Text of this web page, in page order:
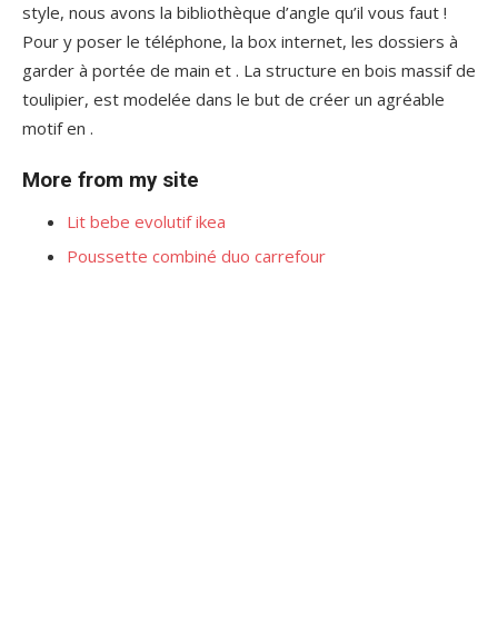
style, nous avons la bibliothèque d’angle qu’il vous faut !
Pour y poser le téléphone, la box internet, les dossiers à
garder à portée de main et . La structure en bois massif de
toulipier, est modelée dans le but de créer un agréable
motif en .
More from my site
Lit bebe evolutif ikea
Poussette combiné duo carrefour